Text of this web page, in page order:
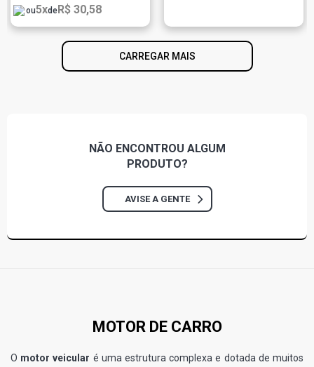
ou5xdeR$ 30,58
CARREGAR MAIS
NÃO ENCONTROU ALGUM
PRODUTO?
AVISE A GENTE
MOTOR DE CARRO
O motor veicular é uma estrutura complexa e dotada de muitos